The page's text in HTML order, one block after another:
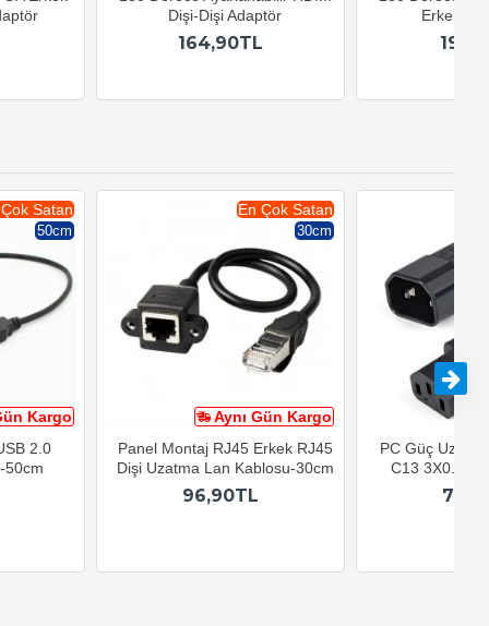
Dişi-Dişi Adaptör
164,90TL
Erkek-
Kargo
Satan
50cm
2.0
50cm
Aynı Gün Kargo
En Çok Satan
30cm
Panel Montaj RJ45 Erkek RJ45
Dişi Uzatma Lan Kablosu-30cm
96,90TL
PC Güç
C13